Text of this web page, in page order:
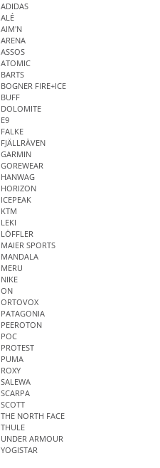
ADIDAS
ALÉ
AIM'N
ARENA
ASSOS
ATOMIC
BARTS
BOGNER FIRE+ICE
BUFF
DOLOMITE
E9
FALKE
FJÄLLRÄVEN
GARMIN
GOREWEAR
HANWAG
HORIZON
ICEPEAK
KTM
LEKI
LÖFFLER
MAIER SPORTS
MANDALA
MERU
NIKE
ON
ORTOVOX
PATAGONIA
PEEROTON
POC
PROTEST
PUMA
ROXY
SALEWA
SCARPA
SCOTT
THE NORTH FACE
THULE
UNDER ARMOUR
YOGISTAR